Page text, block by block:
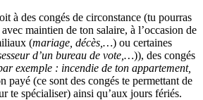
à des congés de circonstance (tu pourras
maintien de ton salaire, à l’occasion de
(mariage, décès,…) ou certaines
d’un bureau de vote,…)), des congés
exemple : incendie de ton appartement,
payé (ce sont des congés te permettant de
te spécialiser) ainsi qu’aux jours fériés.